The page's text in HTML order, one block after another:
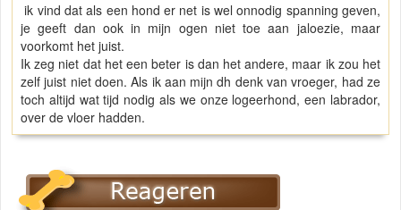
ik vind dat als een hond er net is wel onnodig spanning geven,
je geeft dan ook in mijn ogen niet toe aan jaloezie, maar
voorkomt het juist.
Ik zeg niet dat het een beter is dan het andere, maar ik zou het
zelf juist niet doen. Als ik aan mijn dh denk van vroeger, had ze
toch altijd wat tijd nodig als we onze logeerhond, een labrador,
over de vloer hadden.